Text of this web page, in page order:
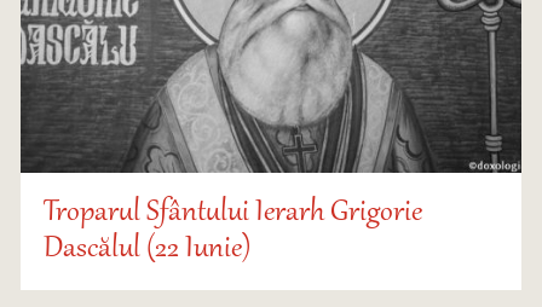
Troparul Sfântului Ierarh Grigorie
Dascălul (22 Iunie)